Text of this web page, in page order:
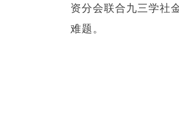
资分会联合九三学社
难题。